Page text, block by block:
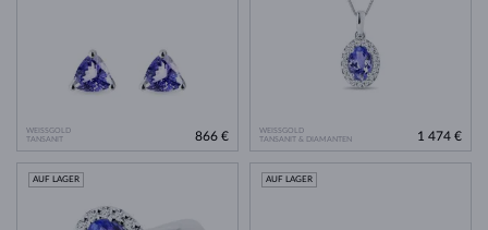
WEISSGOLD
TANSANIT
866 €
WEISSGOLD
TANSANIT & DIAMANTEN
1 474 €
AUF LAGER AUF LAGER